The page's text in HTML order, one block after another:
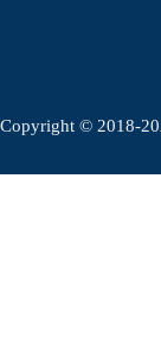
Copyright © 2018-
.